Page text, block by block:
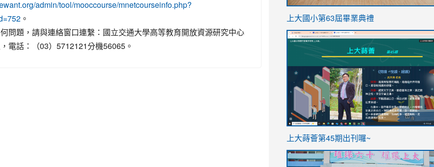
admin/tool/mooccourse/mnetcourseinfo.php?
。
問題，請與連絡窗口連繫：國立交通大學高等教育開放資源研究中心
電話：（03）5712121分機56065。
link
https://sites.google.com/stes.tyc.edu.tw/
上大國小第63屆畢業典禮
link
ink
https://sites.google.com/stes.tyc.edu.tw/
link
https://sites.google.com/stes.tyc.edu.tw/
上大蒔薈第45期出刊囉~